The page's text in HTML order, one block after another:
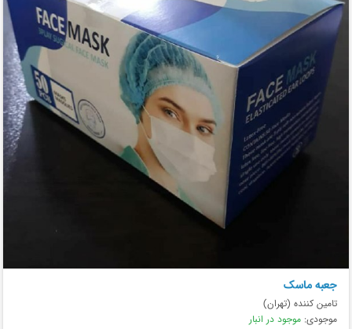
جعبه ماسک
تامین کننده (تهران)
موجودی: موجود در انبار